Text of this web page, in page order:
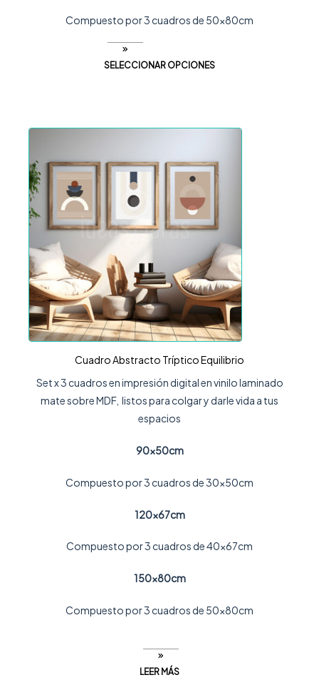
Compuesto por 3 cuadros de 50x80cm
SELECCIONAR OPCIONES
Cuadro Abstracto Tríptico Equilibrio
Set x 3 cuadros en impresión digital en vinilo laminado
mate sobre MDF, listos para colgar y darle vida a tus
espacios
90x50cm
Compuesto por 3 cuadros de 30x50cm
120x67cm
Compuesto por 3 cuadros de 40x67cm
150x80cm
Compuesto por 3 cuadros de 50x80cm
LEER MÁS